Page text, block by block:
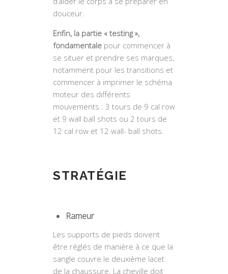
douceur.
Enfin, la partie « testing »,
fondamentale pour commencer à
se situer et prendre ses marques,
notamment pour les transitions et
commencer à imprimer le schéma
moteur des différents
mouvements : 3 tours de 9 cal row
et 9 wall ball shots ou 2 tours de
12 cal row et 12 wall- ball shots.
STRATÉGIE
Rameur
Les supports de pieds doivent
être réglés de manière à ce que la
sangle couvre le deuxième lacet
de la chaussure. La cheville doit